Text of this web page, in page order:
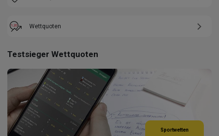
Wettquoten
Testsieger Wettquoten
Sportwetten